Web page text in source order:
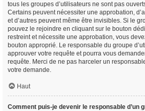
tous les groupes d’utilisateurs ne sont pas
Certains peuvent nécessiter une approbation,
et d’autres peuvent même être invisibles. Si le
pouvez le rejoindre en cliquant sur le bouton
restreint et nécessite une approbation, vous
bouton approprié. Le responsable du groupe
approuver votre requête et pourra vous
requête. Merci de ne pas harceler un
votre demande.
Haut
Comment puis-je devenir le responsable d’un